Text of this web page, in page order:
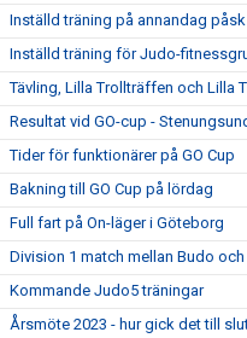
Inställd träning på annandag påsk
Inställd träning för Judo-
Tävling, Lilla Trollträffen och Lilla
Resultat vid GO-cup -
Tider för funktionärer på GO Cup
Bakning till GO Cup på lördag
Full fart på On-läger i Göteborg
Division 1 match mellan Budo
Kommande Judo5 träningar
Årsmöte 2023 - hur gick det till